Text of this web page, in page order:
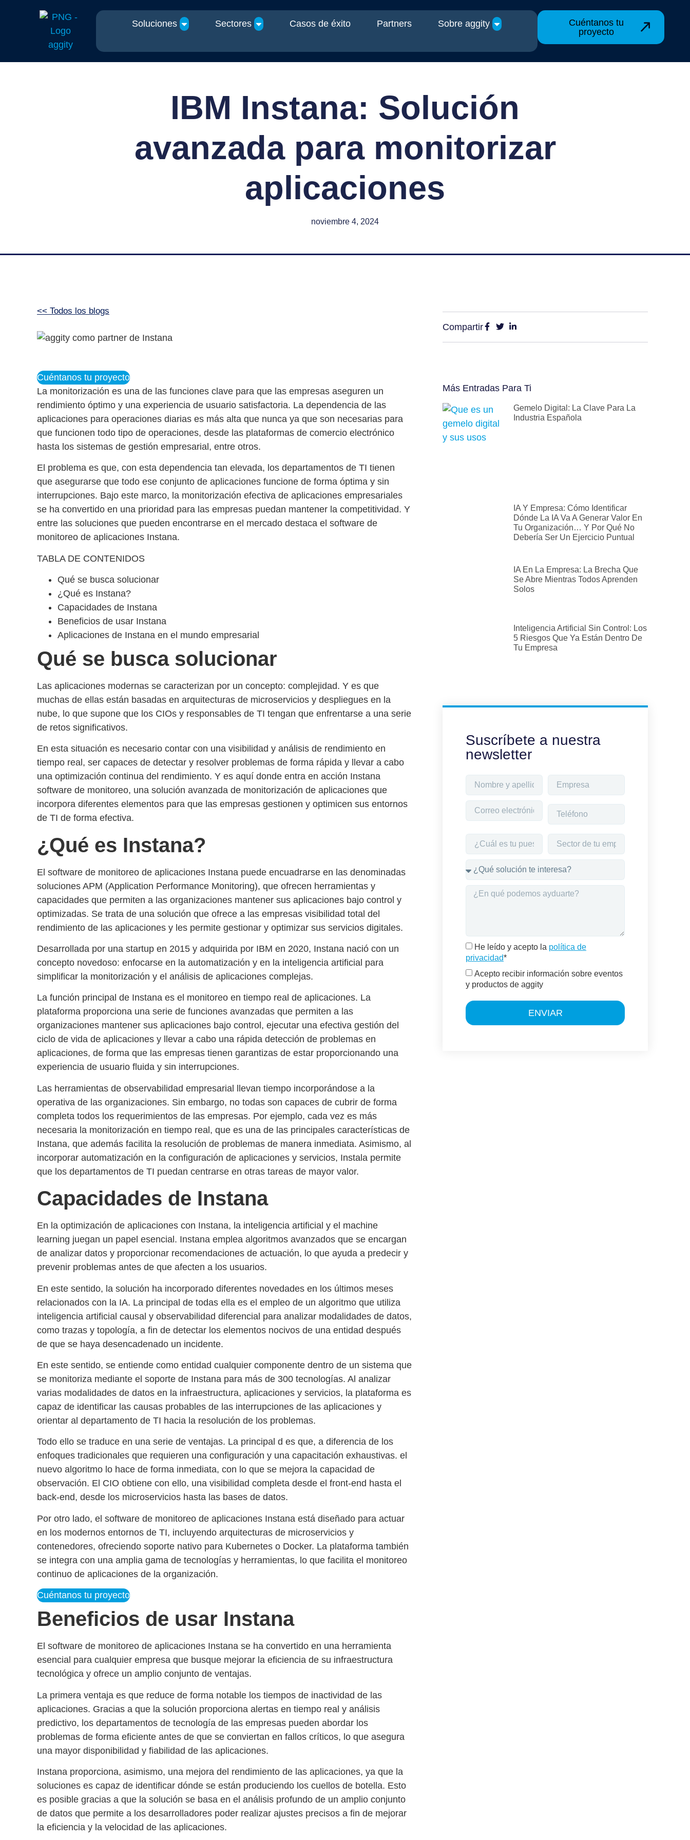
Soluciones Sectores Casos de éxito Partners Sobre aggity
Cuéntanos tu
proyecto
IBM Instana: Solución
avanzada para monitorizar
aplicaciones
noviembre 4, 2024
<< Todos los blogs
Cuéntanos tu proyecto
La monitorización es una de las funciones clave para que las empresas aseguren un
rendimiento óptimo y una experiencia de usuario satisfactoria. La dependencia de las
aplicaciones para operaciones diarias es más alta que nunca ya que son necesarias para
que funcionen todo tipo de operaciones, desde las plataformas de comercio electrónico
hasta los sistemas de gestión empresarial, entre otros.
El problema es que, con esta dependencia tan elevada, los departamentos de TI tienen
que asegurarse que todo ese conjunto de aplicaciones funcione de forma óptima y sin
interrupciones. Bajo este marco, la monitorización efectiva de aplicaciones empresariales
se ha convertido en una prioridad para las empresas puedan mantener la competitividad. Y
entre las soluciones que pueden encontrarse en el mercado destaca el software de
monitoreo de aplicaciones Instana.
TABLA DE CONTENIDOS
Qué se busca solucionar
¿Qué es Instana?
Capacidades de Instana
Beneficios de usar Instana
Aplicaciones de Instana en el mundo empresarial
Qué se busca solucionar
Las aplicaciones modernas se caracterizan por un concepto: complejidad. Y es que
muchas de ellas están basadas en arquitecturas de microservicios y despliegues en la
nube, lo que supone que los CIOs y responsables de TI tengan que enfrentarse a una serie
de retos significativos.
En esta situación es necesario contar con una visibilidad y análisis de rendimiento en
tiempo real , ser capaces de detectar y resolver problemas de forma rápida y llevar a cabo
una optimización continua del rendimiento. Y es aquí donde entra en acción Instana
software de monitoreo, una solución avanzada de monitorización de aplicaciones que
incorpora diferentes elementos para que las empresas gestionen y optimicen sus entornos
de TI de forma efectiva.
¿Qué es Instana?
El software de monitoreo de aplicaciones Instana puede encuadrarse en las denominadas
soluciones APM (Application Performance Monitoring), que ofrecen herramientas y
capacidades que permiten a las organizaciones mantener sus aplicaciones bajo control y
optimizadas. Se trata de una solución que ofrece a las empresas visibilidad total del
rendimiento de las aplicaciones y les permite gestionar y optimizar sus servicios digitales.
Desarrollada por una startup en 2015 y adquirida por IBM en 2020, Instana nació con un
concepto novedoso: enfocarse en la automatización y en la inteligencia artificial para
simplificar la monitorización y el análisis de aplicaciones complejas.
La función principal de Instana es el monitoreo en tiempo real de aplicaciones. La
plataforma proporciona una serie de funciones avanzadas que permiten a las
organizaciones mantener sus aplicaciones bajo control, ejecutar una efectiva gestión del
ciclo de vida de aplicaciones y llevar a cabo una rápida detección de problemas en
aplicaciones, de forma que las empresas tienen garantizas de estar proporcionando una
experiencia de usuario fluida y sin interrupciones.
Las herramientas de observabilidad empresarial llevan tiempo incorporándose a la
operativa de las organizaciones. Sin embargo, no todas son capaces de cubrir de forma
completa todos los requerimientos de las empresas. Por ejemplo, cada vez es más
necesaria la monitorización en tiempo real, que es una de las principales características de
Instana, que además facilita la resolución de problemas de manera inmediata. Asimismo, al
incorporar automatización en la configuración de aplicaciones y servicios, Instala permite
que los departamentos de TI puedan centrarse en otras tareas de mayor valor.
Capacidades de Instana
En la optimización de aplicaciones con Instana, la inteligencia artificial y el machine
learning juegan un papel esencial. Instana emplea algoritmos avanzados que se encargan
de analizar datos y proporcionar recomendaciones de actuación, lo que ayuda a predecir y
prevenir problemas antes de que afecten a los usuarios.
En este sentido, la solución ha incorporado diferentes novedades en los últimos meses
relacionados con la IA. La principal de todas ella es el empleo de un algoritmo que utiliza
inteligencia artificial causal y observabilidad diferencial para analizar modalidades de datos,
como trazas y topología, a fin de detectar los elementos nocivos de una entidad después
de que se haya desencadenado un incidente.
En este sentido, se entiende como entidad cualquier componente dentro de un sistema que
se monitoriza mediante el soporte de Instana para más de 300 tecnologías. Al analizar
varias modalidades de datos en la infraestructura, aplicaciones y servicios, la plataforma es
capaz de identificar las causas probables de las interrupciones de las aplicaciones y
orientar al departamento de TI hacia la resolución de los problemas.
Todo ello se traduce en una serie de ventajas. La principal d es que, a diferencia de los
enfoques tradicionales que requieren una configuración y una capacitación exhaustivas. el
nuevo algoritmo lo hace de forma inmediata, con lo que se mejora la capacidad de
observación. El CIO obtiene con ello, una visibilidad completa desde el front-end hasta el
back-end, desde los microservicios hasta las bases de datos.
Por otro lado, el software de monitoreo de aplicaciones Instana está diseñado para actuar
en los modernos entornos de TI, incluyendo arquitecturas de microservicios y
contenedores, ofreciendo soporte nativo para Kubernetes o Docker. La plataforma también
se integra con una amplia gama de tecnologías y herramientas, lo que facilita el monitoreo
continuo de aplicaciones de la organización.
Cuéntanos tu proyecto
Beneficios de usar Instana
El software de monitoreo de aplicaciones Instana se ha convertido en una herramienta
esencial para cualquier empresa que busque mejorar la eficiencia de su infraestructura
tecnológica y ofrece un amplio conjunto de ventajas.
La primera ventaja es que reduce de forma notable los tiempos de inactividad de las
aplicaciones. Gracias a que la solución proporciona alertas en tiempo real y análisis
predictivo, los departamentos de tecnología de las empresas pueden abordar los
problemas de forma eficiente antes de que se conviertan en fallos críticos, lo que asegura
una mayor disponibilidad y fiabilidad de las aplicaciones.
Instana proporciona, asimismo, una mejora del rendimiento de las aplicaciones, ya que la
soluciones es capaz de identificar dónde se están produciendo los cuellos de botella. Esto
es posible gracias a que la solución se basa en el análisis profundo de un amplio conjunto
de datos que permite a los desarrolladores poder realizar ajustes precisos a fin de mejorar
la eficiencia y la velocidad de las aplicaciones.
Compartir
Más Entradas Para Ti
Gemelo Digital: La Clave Para La
Industria Española
IA Y Empresa: Cómo Identificar
Dónde La IA Va A Generar Valor En
Tu Organización… Y Por Qué No
Debería Ser Un Ejercicio Puntual
IA En La Empresa: La Brecha Que
Se Abre Mientras Todos Aprenden
Solos
Inteligencia Artificial Sin Control: Los
5 Riesgos Que Ya Están Dentro De
Tu Empresa
Suscríbete a nuestra
newsletter
He leído y acepto la política de
privacidad*
Acepto recibir información sobre eventos
y productos de aggity
ENVIAR